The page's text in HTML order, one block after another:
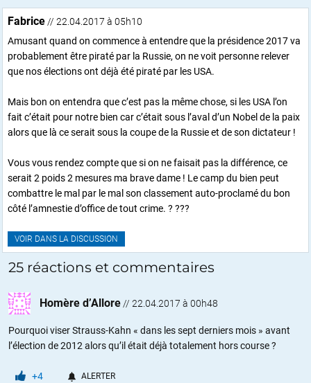
Fabrice// 22.04.2017 à 05h10
Amusant quand on commence à entendre que la présidence 2017 va
probablement être piraté par la Russie, on ne voit personne relever
que nos élections ont déjà été piraté par les USA.
Mais bon on entendra que c’est pas la même chose, si les USA l’on
fait c’était pour notre bien car c’était sous l’aval d’un Nobel de la paix
alors que là ce serait sous la coupe de la Russie et de son dictateur !
Vous vous rendez compte que si on ne faisait pas la différence, ce
serait 2 poids 2 mesures ma brave dame ! Le camp du bien peut
combattre le mal par le mal son classement auto-proclamé du bon
côté l’amnestie d’office de tout crime. ? ???
VOIR DANS LA DISCUSSION
25 réactions et commentaires
Homère d’Allore// 22.04.2017 à 00h48
Pourquoi viser Strauss-Kahn « dans les sept derniers mois » avant
l’élection de 2012 alors qu’il était déjà totalement hors course ?
+4 ALERTER